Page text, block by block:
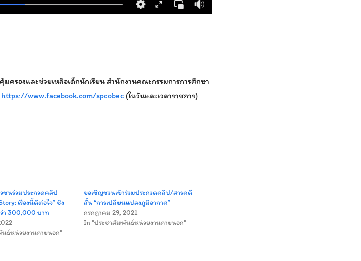
ครองและช่วยเหลือเด็กนักเรียน สำนักงานคณะกรรมการการศึกษา
https://www.facebook.com/spcobec (ในวันและเวลาราชการ)
ชนร่วมประกวดคลิป
เรื่องนี้ดีต่อใจ” ชิง
ว่า 300,000 บาท
ธ์หน่วยงานภายนอก"
ขอเชิญชวนเข้าร่วมประกวดคลิป/สารคดี
สั้น “การเปลี่ยนแปลงภูมิอากาศ”
กรกฎาคม 29, 2021
In "ประชาสัมพันธ์หน่วยงานภายนอก"